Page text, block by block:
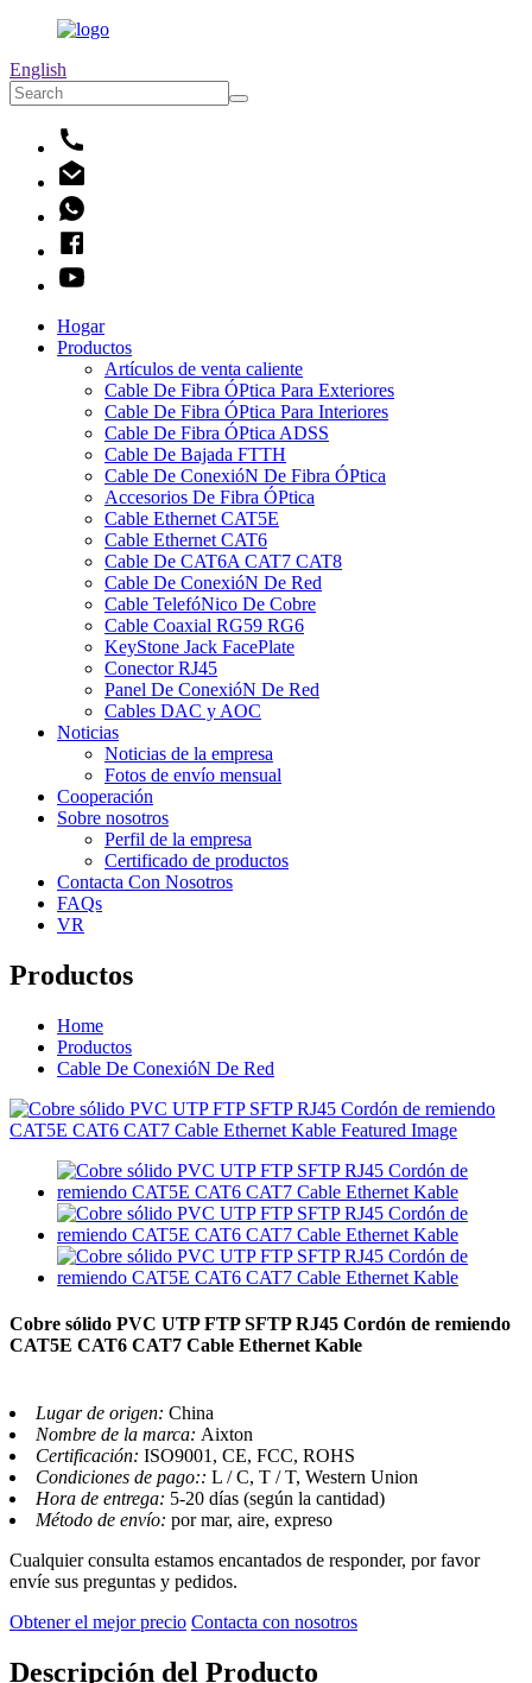
English
Hogar
Productos
Artículos de venta caliente
Cable De Fibra ÓPtica Para Exteriores
Cable De Fibra ÓPtica Para Interiores
Cable De Fibra ÓPtica ADSS
Cable De Bajada FTTH
Cable De ConexióN De Fibra ÓPtica
Accesorios De Fibra ÓPtica
Cable Ethernet CAT5E
Cable Ethernet CAT6
Cable De CAT6A CAT7 CAT8
Cable De ConexióN De Red
Cable TelefóNico De Cobre
Cable Coaxial RG59 RG6
KeyStone Jack FacePlate
Conector RJ45
Panel De ConexióN De Red
Cables DAC y AOC
Noticias
Noticias de la empresa
Fotos de envío mensual
Cooperación
Sobre nosotros
Perfil de la empresa
Certificado de productos
Contacta Con Nosotros
FAQs
VR
Productos
Home
Productos
Cable De ConexióN De Red
Cobre sólido PVC UTP FTP SFTP RJ45 Cordón de remiendo
CAT5E CAT6 CAT7 Cable Ethernet Kable
Lugar de origen: China
Nombre de la marca: Aixton
Certificación: ISO9001, CE, FCC, ROHS
Condiciones de pago:: L / C, T / T, Western Union
Hora de entrega: 5-20 días (según la cantidad)
Método de envío: por mar, aire, expreso
Cualquier consulta estamos encantados de responder, por favor
envíe sus preguntas y pedidos.
Obtener el mejor precio Contacta con nosotros
Descripción del Producto